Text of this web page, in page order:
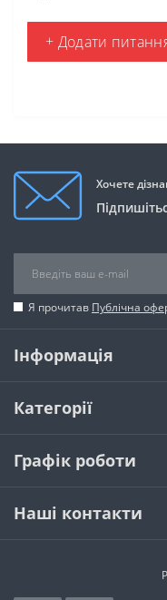
+ Додати
Хочете
Я прочитав Публічна
Інформація
Категорії
Графік роботи
Наші контакти